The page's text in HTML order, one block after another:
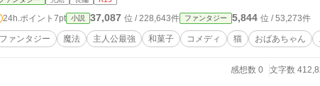
24h.ポイント 7pt 小説 37,087 位 / 228,643件 ファンタジー 5,844 位 / 53,273件
ファンタジー 魔法 主人公最強 和菓子 コメディ 猫 おばあちゃん
感想数 0 文字数